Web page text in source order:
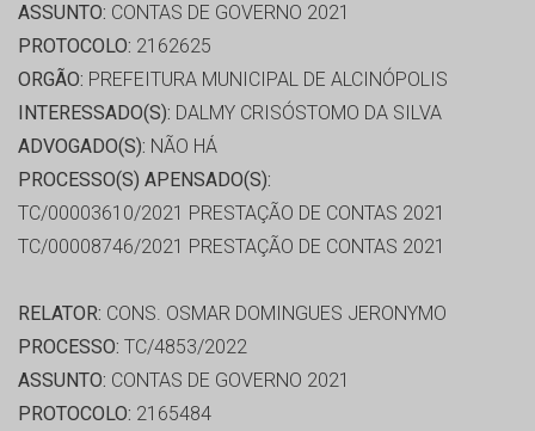
ASSUNTO: CONTAS DE GOVERNO 2021
PROTOCOLO: 2162625
ORGÃO: PREFEITURA MUNICIPAL DE ALCINÓPOLIS
INTERESSADO(S): DALMY CRISÓSTOMO DA SILVA
ADVOGADO(S): NÃO HÁ
PROCESSO(S) APENSADO(S):
TC/00003610/2021 PRESTAÇÃO DE CONTAS 2021
TC/00008746/2021 PRESTAÇÃO DE CONTAS 2021
RELATOR: CONS. OSMAR DOMINGUES JERONYMO
PROCESSO: TC/4853/2022
ASSUNTO: CONTAS DE GOVERNO 2021
PROTOCOLO: 2165484